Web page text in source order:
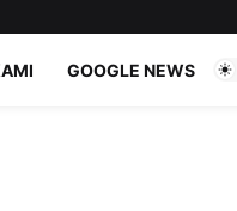
GOOGLE NEWS